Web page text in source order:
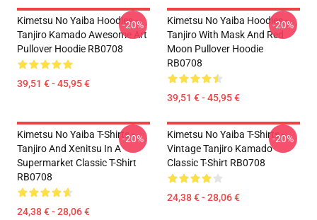
Kimetsu No Yaiba Hoodies -
Tanjiro Kamado Awesome Art
Pullover Hoodie RB0708
39,51 € - 45,95 €
-20%
Kimetsu No Yaiba Hoodies -
Tanjiro With Mask And Red
Moon Pullover Hoodie
RB0708
39,51 € - 45,95 €
-20%
Kimetsu No Yaiba T-Shirts -
Tanjiro And Xenitsu In A
Supermarket Classic T-Shirt
RB0708
24,38 € - 28,06 €
-20%
Kimetsu No Yaiba T-Shirts -
Vintage Tanjiro Kamado
Classic T-Shirt RB0708
24,38 € - 28,06 €
-20%